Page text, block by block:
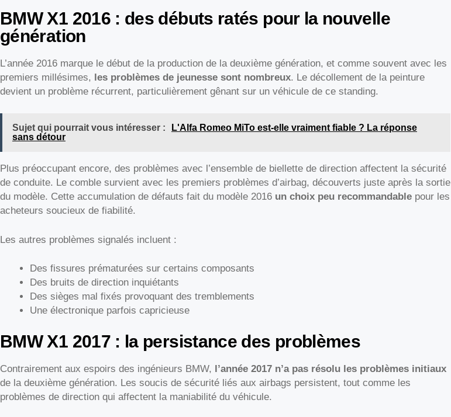
BMW X1 2016 : des débuts ratés pour la nouvelle
génération
L’année 2016 marque le début de la production de la deuxième génération, et comme souvent avec les
premiers millésimes, les problèmes de jeunesse sont nombreux. Le décollement de la peinture
devient un problème récurrent, particulièrement gênant sur un véhicule de ce standing.
Sujet qui pourrait vous intéresser :
L'Alfa Romeo MiTo est-elle vraiment fiable ? La réponse
sans détour
Plus préoccupant encore, des problèmes avec l’ensemble de biellette de direction affectent la sécurité
de conduite. Le comble survient avec les premiers problèmes d’airbag, découverts juste après la sortie
du modèle. Cette accumulation de défauts fait du modèle 2016 un choix peu recommandable pour les
acheteurs soucieux de fiabilité.
Les autres problèmes signalés incluent :
Des fissures prématurées sur certains composants
Des bruits de direction inquiétants
Des sièges mal fixés provoquant des tremblements
Une électronique parfois capricieuse
BMW X1 2017 : la persistance des problèmes
Contrairement aux espoirs des ingénieurs BMW, l’année 2017 n’a pas résolu les problèmes initiaux
de la deuxième génération. Les soucis de sécurité liés aux airbags persistent, tout comme les
problèmes de direction qui affectent la maniabilité du véhicule.